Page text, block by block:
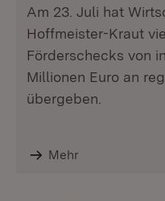
Am 23. Juli hat
Hoffmeister-Kraut
Förderschecks von
Millionen Euro an
übergeben.
Mehr